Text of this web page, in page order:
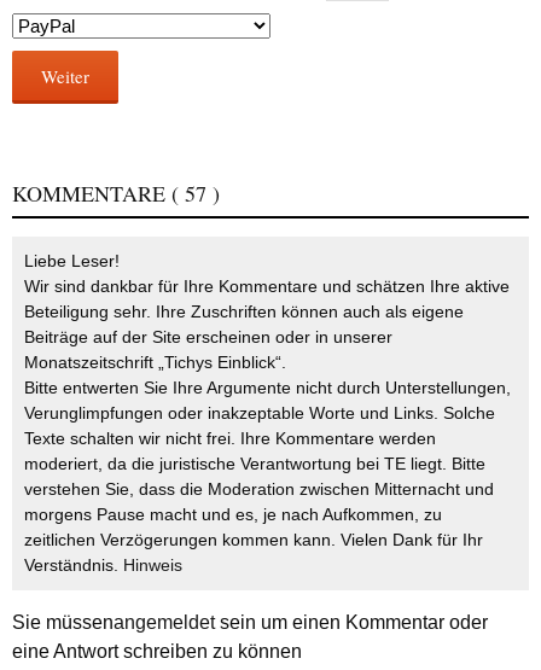
Weiter
KOMMENTARE ( 57 )
Liebe Leser!
Wir sind dankbar für Ihre Kommentare und schätzen Ihre aktive
Beteiligung sehr. Ihre Zuschriften können auch als eigene
Beiträge auf der Site erscheinen oder in unserer
Monatszeitschrift „Tichys Einblick“.
Bitte entwerten Sie Ihre Argumente nicht durch Unterstellungen,
Verunglimpfungen oder inakzeptable Worte und Links. Solche
Texte schalten wir nicht frei. Ihre Kommentare werden
moderiert, da die juristische Verantwortung bei TE liegt. Bitte
verstehen Sie, dass die Moderation zwischen Mitternacht und
morgens Pause macht und es, je nach Aufkommen, zu
zeitlichen Verzögerungen kommen kann. Vielen Dank für Ihr
Verständnis. Hinweis
Sie müssenangemeldetsein um einen Kommentar oder
eine Antwort schreiben zu können